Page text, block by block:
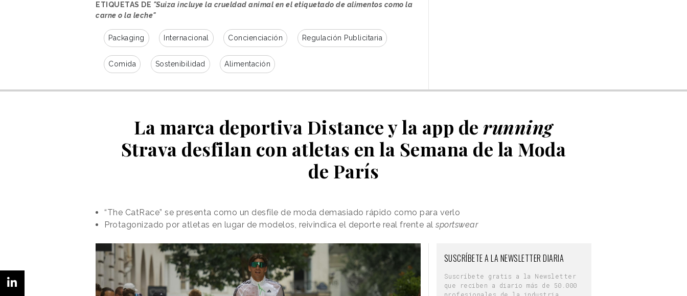
ETIQUETAS DE "Suiza incluye la crueldad animal en el etiquetado de alimentos como la
carne o la leche"
Packaging Internacional Concienciación Regulación Publicitaria
Comida Sostenibilidad Alimentación
La marca deportiva Distance y la app de running
Strava desfilan con atletas en la Semana de la Moda
de París
“The CatRace” se presenta como un desfile de moda demasiado rápido como para verlo
Protagonizado por atletas en lugar de modelos, reivindica el deporte real frente al sportswear
SUSCRÍBETE A LA NEWSLETTER DIARIA
Suscríbete gratis a la Newsletter
que reciben a diario más de 50.000